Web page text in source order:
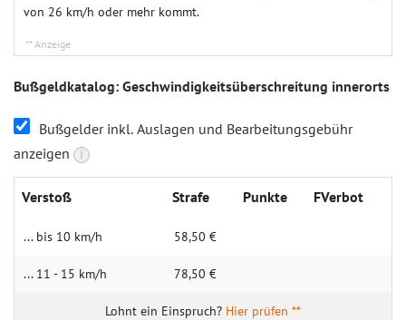
von 26 km/h oder mehr kommt.
Bußgeldkatalog: Geschwindigkeitsüberschreitung innerorts
Bußgelder inkl. Auslagen und Bearbeitungsgebühr
anzeigen
i
Verstoß Strafe Punkte FVerbot
... bis 10 km/h 58,50 €
... 11 - 15 km/h 78,50 €
Hier prüfen **